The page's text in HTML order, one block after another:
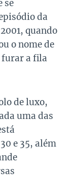
se
da
quando
o nome de
furar a fila
de luxo,
uma das
e 35, além